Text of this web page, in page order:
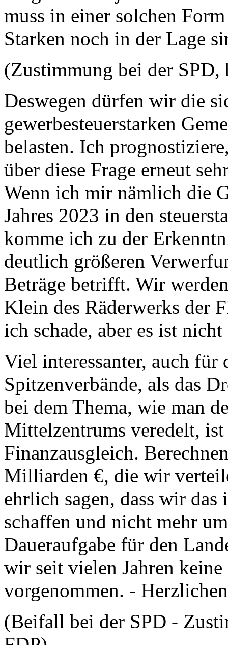
muss in einer solchen
Starken noch in der Lage
(Zustimmung bei der
Deswegen dürfen wir die
gewerbesteuerstarken
belasten. Ich
über diese Frage erneut
Wenn ich mir nämlich die
Jahres 2023 in den
komme ich zu der
deutlich größeren
Beträge betrifft. Wir
Klein des Räderwerks der
ich schade, aber es ist
Viel interessanter, auch für
Spitzenverbände, als das
bei dem Thema, wie man
Mittelzentrums veredelt,
Finanzausgleich.
Milliarden €, die wir
ehrlich sagen, dass wir
schaffen und nicht mehr
Daueraufgabe für den
wir seit vielen Jahren
vorgenommen. -
(Beifall bei der SPD -